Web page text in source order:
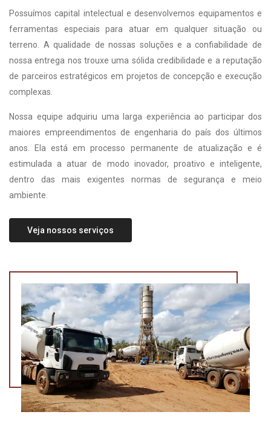
Possuímos capital intelectual e desenvolvemos equipamentos e
ferramentas especiais para atuar em qualquer situação ou
terreno. A qualidade de nossas soluções e a confiabilidade de
nossa entrega nos trouxe uma sólida credibilidade e a reputação
de parceiros estratégicos em projetos de concepção e execução
complexas.
Nossa equipe adquiriu uma larga experiência ao participar dos
maiores empreendimentos de engenharia do país dos últimos
anos. Ela está em processo permanente de atualização e é
estimulada a atuar de modo inovador, proativo e inteligente,
dentro das mais exigentes normas de segurança e meio
ambiente.
Veja nossos serviços